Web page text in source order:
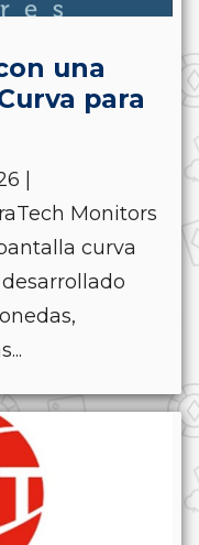
una
para
|
Monitors
curva